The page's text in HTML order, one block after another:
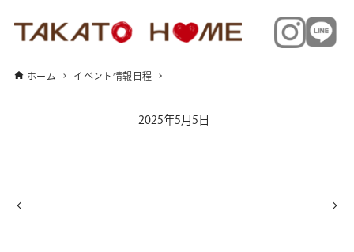
ホーム イベント情報日程
2025年5月5日